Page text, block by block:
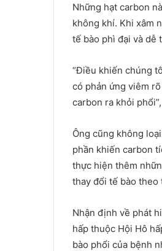
Những hạt carbon
không khí. Khi xâm
tế bào phì đại và dễ
“Điều khiến chúng
có phản ứng viêm
carbon ra khỏi
Ông cũng không
phần khiến carbon
thực hiện thêm
thay đổi tế bào theo
Nhận định về phát
hấp thuộc Hội Hô
bào phổi của bệnh